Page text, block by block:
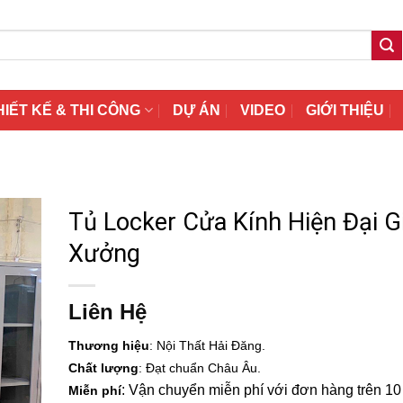
KẾ & THI CÔNG DỰ ÁN VIDEO GIỚI THIỆU
Tủ Locker Cửa Kính Hiện Đại
Xưởng
Liên Hệ
Thương hiệu: Nội Thất Hải Đăng.
Chất lượng: Đạt chuẩn Châu Âu.
Miễn phí: Vận chuyển miễn phí với đơn hàng trên 10